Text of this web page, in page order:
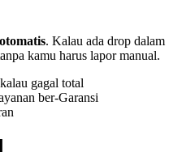
. Kalau ada drop dalam
kamu harus lapor manual.
gagal total
ber-Garansi